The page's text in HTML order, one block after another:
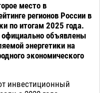
место в
регионов России в
по итогам 2025 года.
объявлены
энергетики на
экономического
инвестиционный